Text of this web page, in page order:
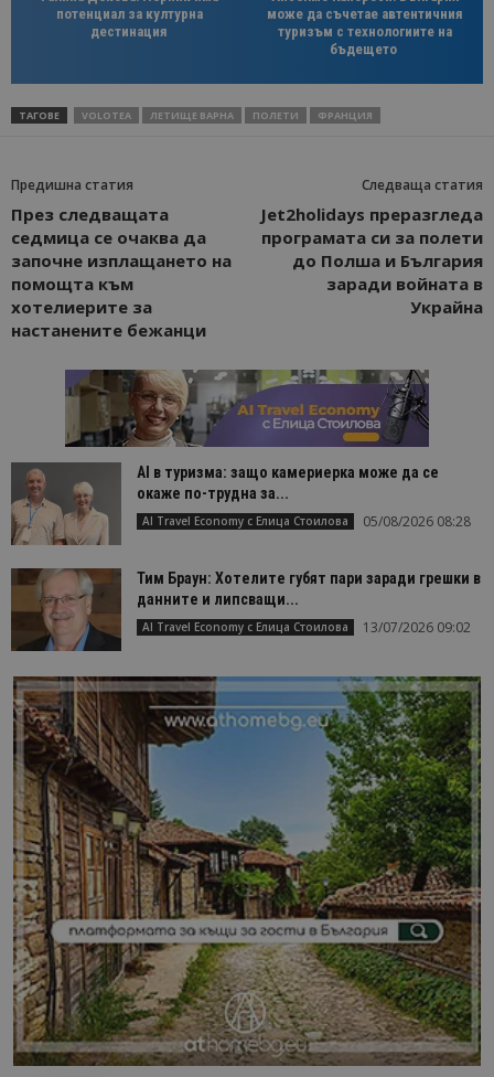
потенциал за културна
дестинация
може да съчетае автентичния
туризъм с технологиите на
бъдещето
ТАГОВЕ VOLOTEA ЛЕТИЩЕ ВАРНА ПОЛЕТИ ФРАНЦИЯ
Предишна статия
През следващата
седмица се очаква да
започне изплащането на
помощта към
хотелиерите за
настанените бежанци
Следваща статия
Jet2holidays преразгледа
програмата си за полети
до Полша и България
заради войната в
Украйна
AI в туризма: защо камериерка може да се
окаже по-трудна за...
AI Travel Economy с Елица Стоилова 05/08/2026 08:28
Тим Браун: Хотелите губят пари заради грешки в
данните и липсващи...
AI Travel Economy с Елица Стоилова 13/07/2026 09:02